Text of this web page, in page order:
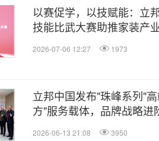
以赛促学，以技赋能：立
技能比武大赛助推家装产
2026-07-06 12:27 1973
立邦中国发布"珠峰系列"
方"服务载体，品牌战略进
2026-06-13 21:08 3950